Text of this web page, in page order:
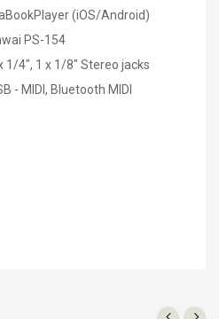
(iOS/Android)
PS-154
1/4", 1 x 1/8" Stereo jacks
- MIDI, Bluetooth MIDI